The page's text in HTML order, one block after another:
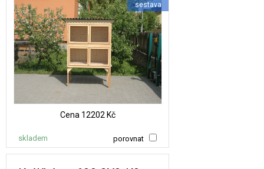
sestava
Cena 12202 Kč
porovnat
skladem